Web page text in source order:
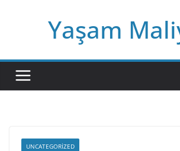
Yaşam
UNCATEGORIZED